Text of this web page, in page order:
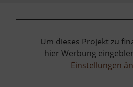
Um dieses Projekt zu
hier Werbung
Einstellungen